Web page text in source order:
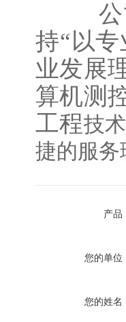
公
持“以
业发展
算机测
工程技
捷的服
产品
您的单位
您的姓名